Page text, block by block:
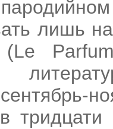
лишь
(Le